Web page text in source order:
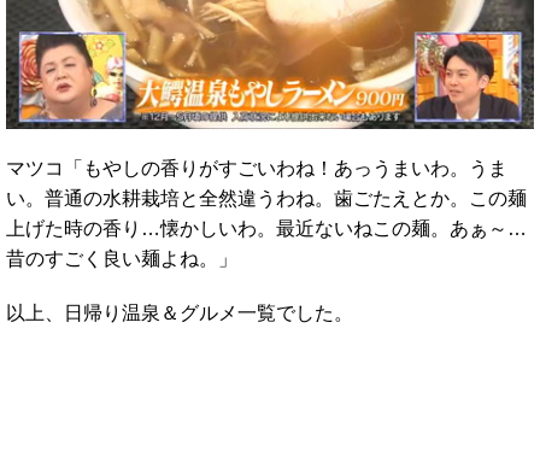
マツコ「もやしの香りがすごいわね！あっうまいわ。うま
い。普通の水耕栽培と全然違うわね。歯ごたえとか。この麺
上げた時の香り…懐かしいわ。最近ないねこの麺。あぁ～…
昔のすごく良い麺よね。」
以上、日帰り温泉＆グルメ一覧でした。